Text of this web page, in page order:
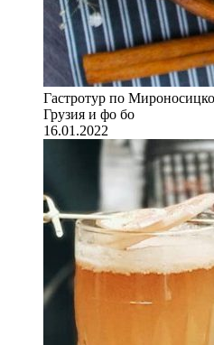
Гастротур по
Грузия и фо бо
16.01.2022